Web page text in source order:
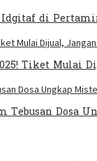
di
Tiket Mulai
Tebusan Dosa